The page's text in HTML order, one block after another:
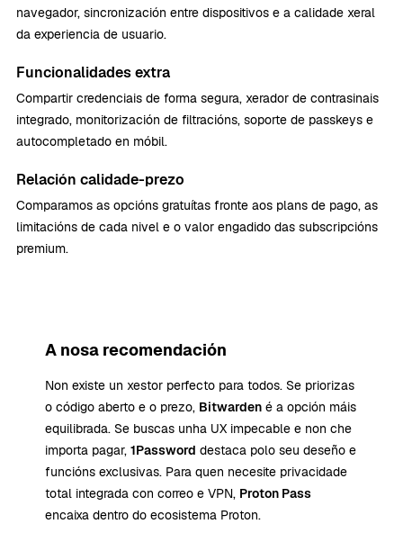
navegador, sincronización entre dispositivos e a calidade xeral
da experiencia de usuario.
Funcionalidades extra
Compartir credenciais de forma segura, xerador de contrasinais
integrado, monitorización de filtracións, soporte de passkeys e
autocompletado en móbil.
Relación calidade-prezo
Comparamos as opcións gratuítas fronte aos plans de pago, as
limitacións de cada nivel e o valor engadido das subscripcións
premium.
A nosa recomendación
Non existe un xestor perfecto para todos. Se priorizas
o código aberto e o prezo, Bitwardené a opción máis
equilibrada. Se buscas unha UX impecable e non che
importa pagar, 1Password destaca polo seu deseño e
funcións exclusivas. Para quen necesite privacidade
total integrada con correo e VPN, Proton Pass
encaixa dentro do ecosistema Proton.